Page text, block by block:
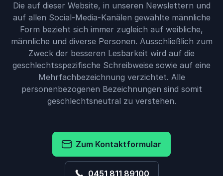
Die auf dieser Website, in unseren Newslettern und
auf allen Social-Media-Kanälen gewählte männliche
Form bezieht sich immer zugleich auf weibliche,
männliche und diverse Personen. Ausschließlich zum
Zweck der besseren Lesbarkeit wird auf die
geschlechtsspezifische Schreibweise sowie auf eine
Mehrfachbezeichnung verzichtet. Alle
personenbezogenen Bezeichnungen sind somit
geschlechtsneutral zu verstehen.
Zum Kontaktformular
0451 811 89100